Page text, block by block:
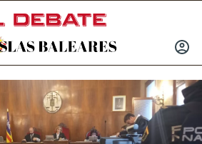
INICIAR